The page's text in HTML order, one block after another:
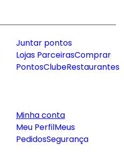
Juntar pontos
Lojas ParceirasComprar
PontosClubeRestaurantes
Minha conta
Meu PerfilMeus
PedidosSegurança